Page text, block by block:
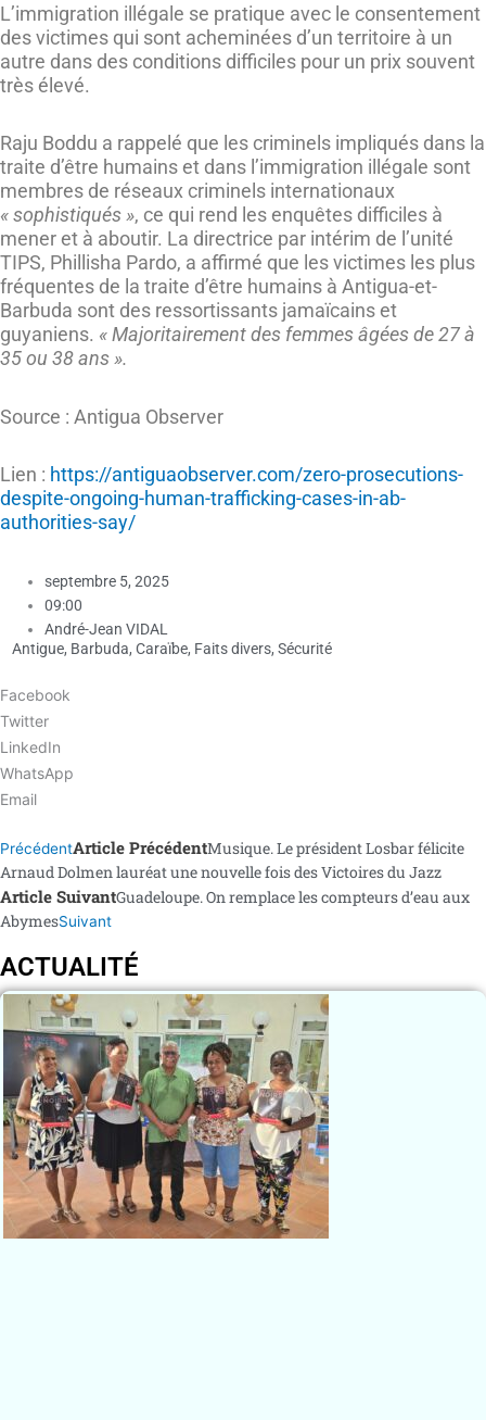
L’immigration illégale se pratique avec le consentement
des victimes qui sont acheminées d’un territoire à un
autre dans des conditions difficiles pour un prix souvent
très élevé.
Raju Boddu a rappelé que les criminels impliqués dans la
traite d’être humains et dans l’immigration illégale sont
membres de réseaux criminels internationaux
« sophistiqués », ce qui rend les enquêtes difficiles à
mener et à aboutir. La directrice par intérim de l’unité
TIPS, Phillisha Pardo, a affirmé que les victimes les plus
fréquentes de la traite d’être humains à Antigua-et-
Barbuda sont des ressortissants jamaïcains et
guyaniens. « Majoritairement des femmes âgées de 27 à
35 ou 38 ans ».
Source : Antigua Observer
Lien : https://antiguaobserver.com/zero-prosecutions-
despite-ongoing-human-trafficking-cases-in-ab-
authorities-say/
septembre 5, 2025
09:00
André-Jean VIDAL
Antigue, Barbuda, Caraïbe, Faits divers, Sécurité
Facebook
Twitter
LinkedIn
WhatsApp
Email
PrécédentArticle PrécédentMusique. Le président Losbar félicite
Arnaud Dolmen lauréat une nouvelle fois des Victoires du Jazz
Article SuivantGuadeloupe. On remplace les compteurs d’eau aux
AbymesSuivant
ACTUALITÉ